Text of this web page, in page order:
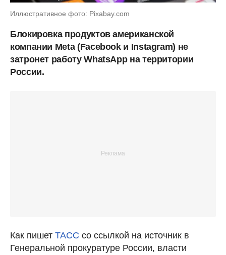
Иллюстративное фото: Pixabay.com
Блокировка продуктов американской
компании Meta (Facebook и Instagram) не
затронет работу WhatsApp на территории
России.
Как пишет ТАСС со ссылкой на источник в
Генеральной прокуратуре России, власти